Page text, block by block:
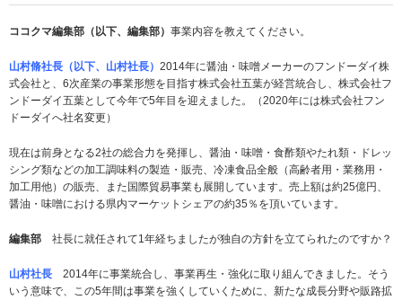
ココクマ編集部（以下、編集部） 事業内容を教えてください。
山村脩社長（以下、山村社長） 2014年に醤油・味噌メーカーのフンドーダイ株
式会社と、6次産業の事業形態を目指す株式会社五葉が経営統合し、株式会社フ
ンドーダイ五葉として今年で5年目を迎えました。（2020年には株式会社フン
ドーダイへ社名変更）
現在は前身となる2社の総合力を発揮し、醤油・味噌・食酢類やたれ類・ドレッ
シング類などの加工調味料の製造・販売、冷凍食品全般（高齢者用・業務用・
加工用他）の販売、また国際貿易事業も展開しています。売上額は約25億円、
醤油・味噌における県内マーケットシェアの約35％を頂いています。
編集部 社長に就任されて1年経ちましたが独自の方針を立てられたのですか？
山村社長
2014年に事業統合し、事業再生・強化に取り組んできました。そう
いう意味で、この5年間は事業を強くしていくために、新たな成長分野や販路拡